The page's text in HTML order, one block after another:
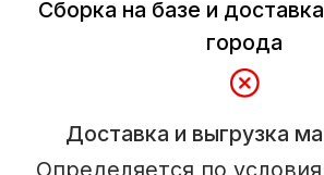
Пользовательское соглашение